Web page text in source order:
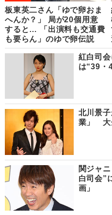
板東英二さん「ゆで卵おま
へんか？」 局が20個用意
すると… 「出演料も交通費
も要らん」のゆで卵伝説
紅白司
は“39・
北川景
業」 大
関ジャ
白司会”
画」